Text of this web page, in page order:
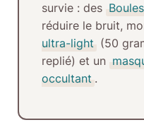
survie : des
réduire le bruit,
ultra-light (50
replié) et un
occultant .